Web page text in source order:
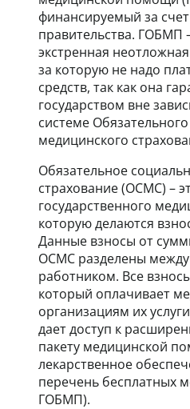
финансируемый за
правительства. ГОБМП
экстренная
за которую не надо
средств, так как она
государством вне
системе
медицинского
Обязательное
страхование (ОСМС) –
государственного
которую делаются
Данные взносы от
ОСМС разделены
работником. Все
который оплачивает
организациям их
дает доступ к
пакету медицинской
лекарственное
перечень бесплатных
ГОБМП).